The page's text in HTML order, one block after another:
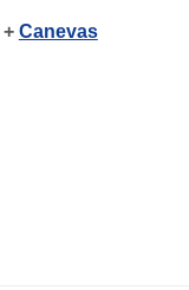
+ Canevas